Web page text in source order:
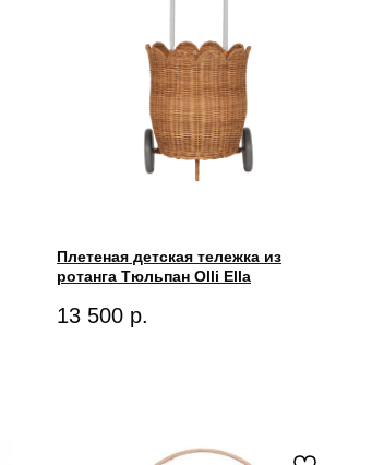
Плетеная детская тележка из
ротанга Тюльпан Olli Ella
13 500 р.